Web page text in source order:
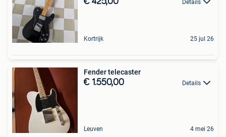
Details
Kortrijk 25 jul 26
Fender telecaster
€ 1.550,00 Details
Leuven 4 mei 26